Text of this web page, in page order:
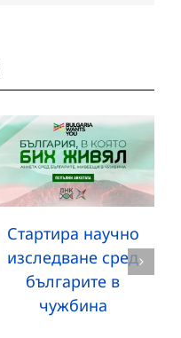
Стартира научно
изследване сред
българите в
чужбина